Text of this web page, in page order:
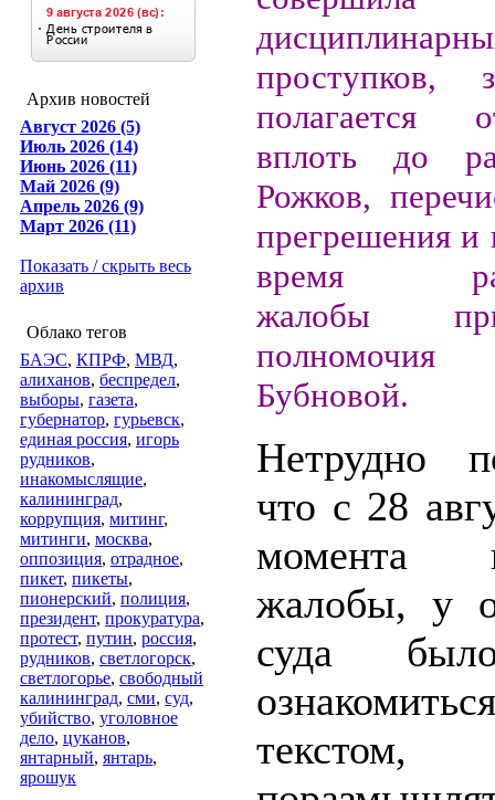
Архив новостей
Август 2026 (5)
Июль 2026 (14)
Июнь 2026 (11)
Май 2026 (9)
Апрель 2026 (9)
Март 2026 (11)
Показать / скрыть весь
архив
Облако тегов
БАЭС, КПРФ, МВД,
алиханов, беспредел,
выборы, газета,
губернатор, гурьевск,
единая россия, игорь
рудников,
инакомыслящие,
калининград,
коррупция, митинг,
митинги, москва,
оппозиция, отрадное,
пикет, пикеты,
пионерский, полиция,
президент, прокуратура,
протест, путин, россия,
рудников, светлогорск,
светлогорье, свободный
калининград, сми, суд,
убийство, уголовное
дело, цуканов,
янтарный, янтарь,
ярошук
проступков,
полагается
вплоть до
Рожков,
прегрешения и
время
жалобы
Бубновой.
Нетрудно
что с 28
момента
жалобы, у
суда
текстом,